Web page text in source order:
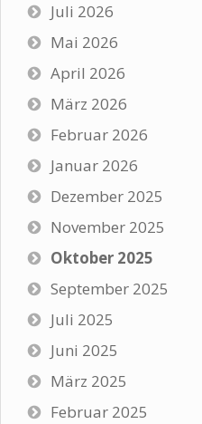
Juli 2026
Mai 2026
April 2026
März 2026
Februar 2026
Januar 2026
Dezember 2025
November 2025
Oktober 2025
September 2025
Juli 2025
Juni 2025
März 2025
Februar 2025